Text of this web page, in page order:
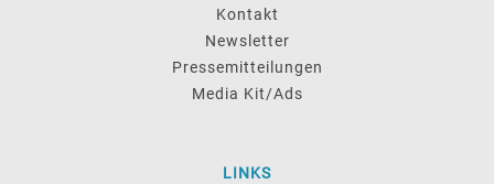
Kontakt
Newsletter
Pressemitteilungen
Media Kit/Ads
LINKS